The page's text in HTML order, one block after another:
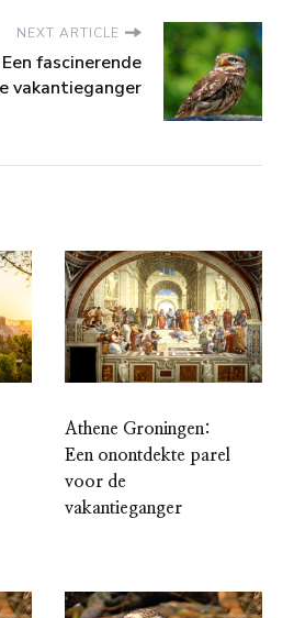
NEXT ARTICLE
fascinerende
vakantieganger
Athene Groningen:
Een onontdekte parel
voor de
vakantieganger